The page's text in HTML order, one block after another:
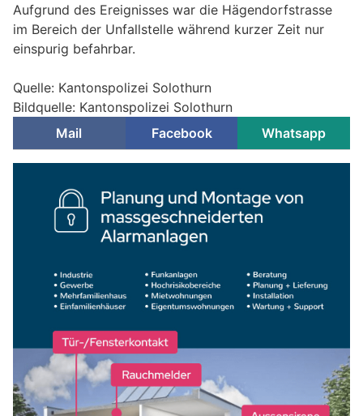
Aufgrund des Ereignisses war die Hägendorfstrasse
im Bereich der Unfallstelle während kurzer Zeit nur
einspurig befahrbar.
Quelle: Kantonspolizei Solothurn
Bildquelle: Kantonspolizei Solothurn
Mail
Facebook Whatsapp